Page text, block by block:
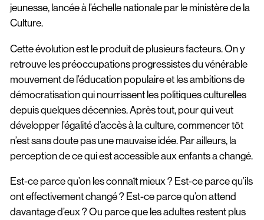
jeunesse, lancée à l’échelle nationale par le ministère de la
Culture.
Cette évolution est le produit de plusieurs facteurs. On y
retrouve les préoccupations progressistes du vénérable
mouvement de l’éducation populaire et les ambitions de
démocratisation qui nourrissent les politiques culturelles
depuis quelques décennies. Après tout, pour qui veut
développer l’égalité d’accès à la culture, commencer tôt
n’est sans doute pas une mauvaise idée. Par ailleurs, la
perception de ce qui est accessible aux enfants a changé.
Est-ce parce qu’on les connaît mieux ? Est-ce parce qu’ils
ont effectivement changé ? Est-ce parce qu’on attend
davantage d’eux ? Ou parce que les adultes restent plus